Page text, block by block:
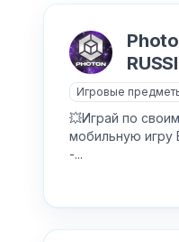
Игровые
💥Играй по
мобильную игру
-...